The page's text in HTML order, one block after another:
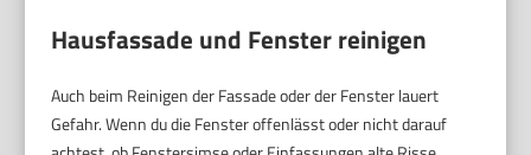
Hausfassade und Fenster reinigen
Auch beim Reinigen der Fassade oder der Fenster lauert
Gefahr. Wenn du die Fenster offenlässt oder nicht darauf